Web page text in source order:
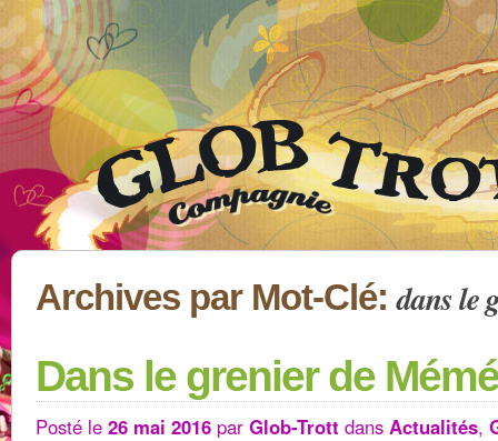
Archives par Mot-Clé:dans le
Dans le grenier de Mémé
Posté le 26 mai 2016 par Glob-Trott dans Actualités,